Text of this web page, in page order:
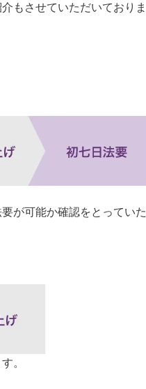
もさせていただいておりま
が可能か確認をとっていた
。